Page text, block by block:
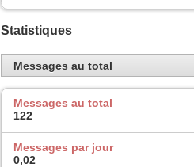
Statistiques
Messages au total
Messages au total
122
Messages par jour
0,02